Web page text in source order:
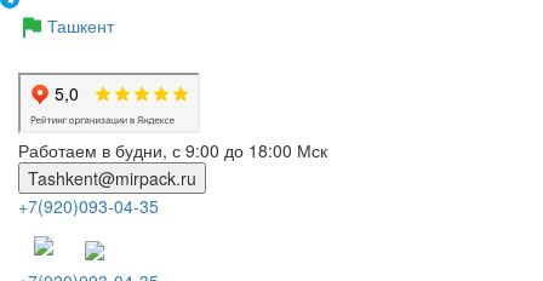
Ташкент
Работаем в будни, с 9:00 до 18:00 Мск
Tashkent@mirpack.ru
+7(920)093-04-35